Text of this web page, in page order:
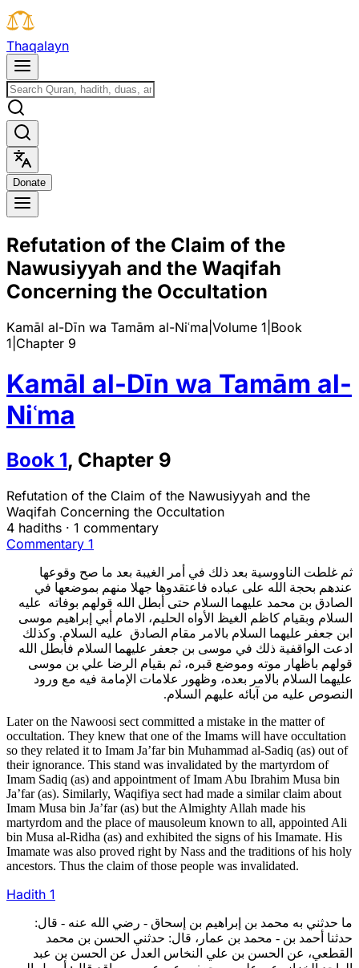
Thaqalayn
Donate
Refutation of the Claim of the
Nawusiyyah and the Waqifah
Concerning the Occultation
Kamāl al-Dīn wa Tamām al-Niʿma Volume 1 Book
1 Chapter 9
Kamāl al-Dīn wa Tamām al-
Niʿma
Book 1, Chapter 9
Refutation of the Claim of the Nawusiyyah and the
Waqifah Concerning the Occultation
4 hadiths · 1 commentary
Commentary 1
ثم غلطت الناووسية بعد ذلك في أمر الغيبة بعد ما صح وقوعها
عندهم بحجة الله على عباده فاعتقدوها جهلا منهم بموضعها في
الصادق بن محمد عليهما السلام حتى أبطل الله قولهم بوفاته عليه
السلام وبقيام كاظم الغيظ الأواه الحليم، الامام أبي إبراهيم موسى
ابن جعفر عليهما السلام بالامر مقام الصادق عليه السلام. وكذلك
ادعت الواقفية ذلك في موسى بن جعفر عليهما السلام فأبطل الله
قولهم باظهار موته وموضع قبره، ثم بقيام الرضا علي بن موسى
عليهما السلام بالامر بعده، وظهور علامات الإمامة فيه مع ورود
النصوص عليه من آبائه عليهم السلام.
Later on the Nawoosi sect committed a mistake in the matter of
occultation. They knew that one of the Imams will have occultation
so they related it to Imam Ja’far bin Muhammad al-Sadiq (as) out of
their ignorance. This stand was invalidated by the martyrdom of
Imam Sadiq (as) and appointment of Imam Abu Ibrahim Musa bin
Ja’far (as). Similarly, Waqifiya sect had made a similar claim about
Imam Musa bin Ja’far (as) but the Almighty Allah made his
martyrdom and the place of mausoleum known to all, appointed Ali
bin Musa al-Ridha (as) and exhibited the signs of his Imamate. His
Imamate was also proved right by Nass and the traditions of his holy
ancestors. Thus the claim of those people was invalidated.
Hadith 1
ما حدثني به محمد بن إبراهيم بن إسحاق - رضي الله عنه - قال:
حدثنا أحمد بن - محمد بن عمار، قال: حدثني الحسن بن محمد
القطعي، عن الحسن بن علي النخاس العدل عن الحسن بن عبد